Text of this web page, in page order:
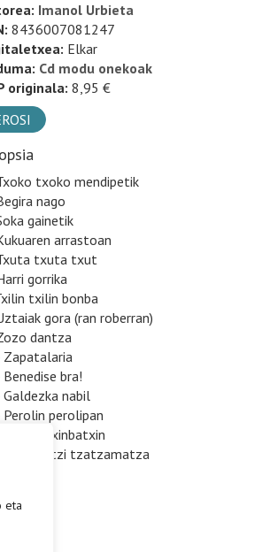
eta
Imanol Urbieta
8436007081247
Elkar
Cd modu onekoak
originala: 8,95 €
txoko mendipetik
nago
gainetik
arrastoan
txuta txut
gorrika
txilin bonba
gora (ran roberran)
dantza
Zapatalaria
Benedise bra!
Galdezka nabil
Perolin perolipan
Txinba txinbatxin
Tzitzimitzi tzatzamatza